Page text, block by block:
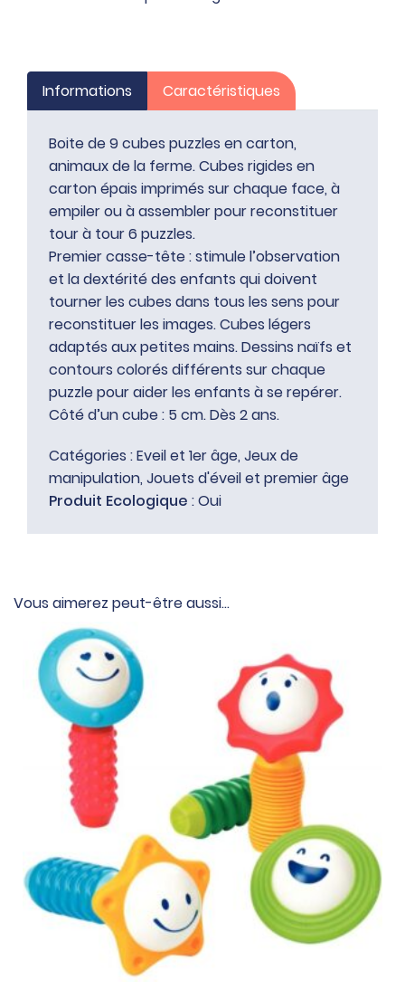
de
la
Informations Caractéristiques
Boite de 9 cubes puzzles en carton,
animaux de la ferme. Cubes rigides en
carton épais imprimés sur chaque face, à
empiler ou à assembler pour reconstituer
tour à tour 6 puzzles.
Premier casse-tête : stimule l’observation
et la dextérité des enfants qui doivent
tourner les cubes dans tous les sens pour
reconstituer les images. Cubes légers
adaptés aux petites mains. Dessins naïfs et
contours colorés différents sur chaque
puzzle pour aider les enfants à se repérer.
Côté d’un cube : 5 cm. Dès 2 ans.
Catégories :Eveil et 1er âge, Jeux de
manipulation, Jouets d'éveil et premier âge
Produit Ecologique : Oui
Vous aimerez peut-être aussi…